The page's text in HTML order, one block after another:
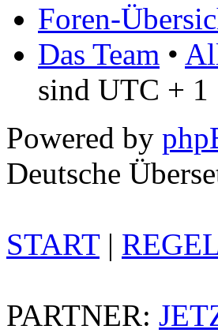
Foren-
Das Team •
sind UTC + 1
Powered by
Deutsche
START|
PARTNER: